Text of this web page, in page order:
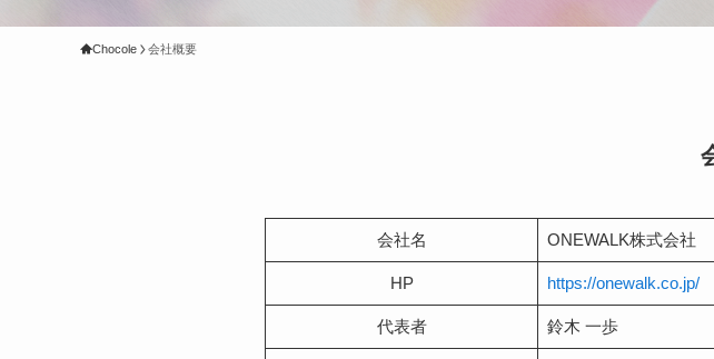
Chocole 会社概要
会社名 ONEWALK株式会社
HP https://onewalk.co.jp/
代表者 鈴木 一歩